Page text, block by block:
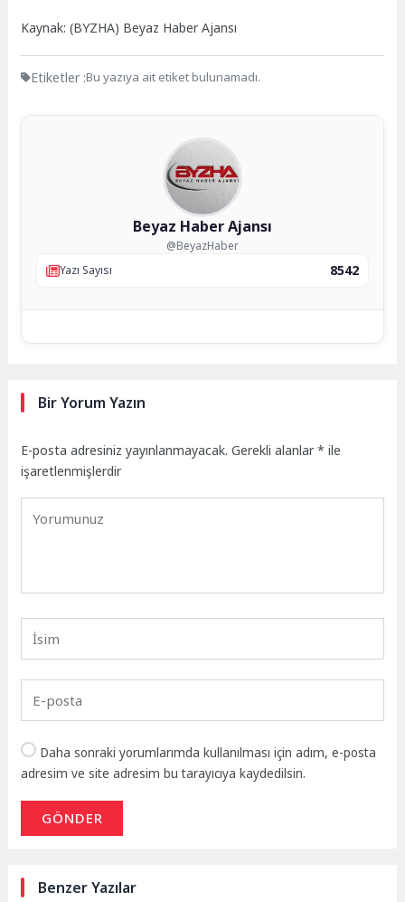
Kaynak: (BYZHA) Beyaz Haber Ajansı
Etiketler :Bu yazıya ait etiket bulunamadı.
Beyaz Haber Ajansı
@BeyazHaber
Yazı Sayısı
8542
Bir Yorum Yazın
E-posta adresiniz yayınlanmayacak. Gerekli alanlar* ile
işaretlenmişlerdir
Daha sonraki yorumlarımda kullanılması için adım, e-posta
adresim ve site adresim bu tarayıcıya kaydedilsin.
GÖNDER
Benzer Yazılar